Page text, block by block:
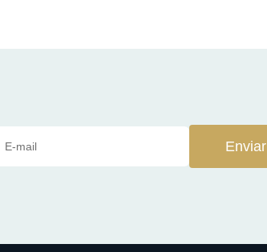
Enviar